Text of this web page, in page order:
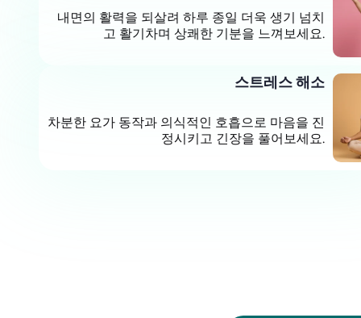
내면의 활력을 되살려 하루 종일 더욱 생기 넘치
고 활기차며 상쾌한 기분을 느껴보세요.
스트레스 해소
차분한 요가 동작과 의식적인 호흡으로 마음을 진
정시키고 긴장을 풀어보세요.